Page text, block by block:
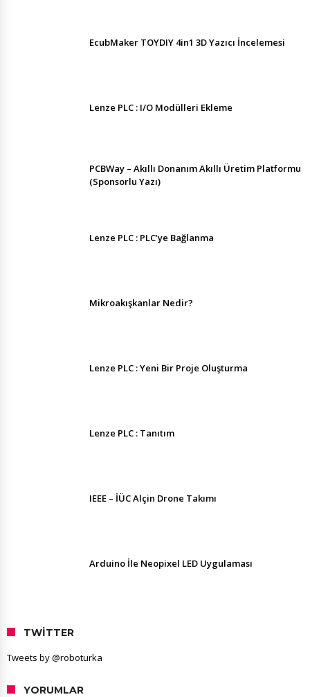
EcubMaker TOYDIY 4in1 3D Yazıcı İncelemesi
Lenze PLC : I/O Modülleri Ekleme
PCBWay – Akıllı Donanım Akıllı Üretim Platformu
(Sponsorlu Yazı)
Lenze PLC : PLC’ye Bağlanma
Mikroakışkanlar Nedir?
Lenze PLC : Yeni Bir Proje Oluşturma
Lenze PLC : Tanıtım
IEEE – İÜC Alçin Drone Takımı
Arduino İle Neopixel LED Uygulaması
TWITTER
Tweets by @roboturka
YORUMLAR